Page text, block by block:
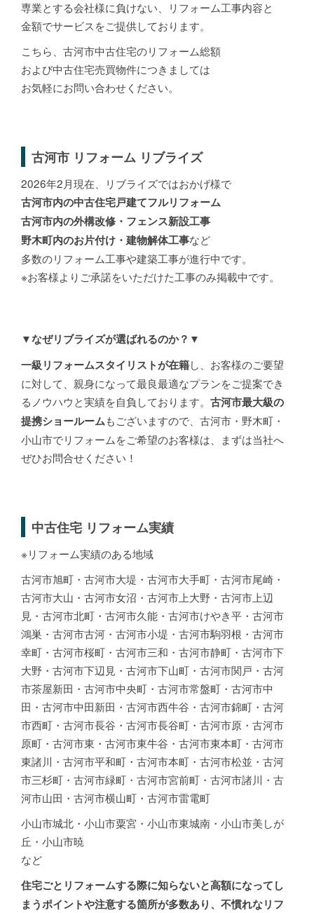
専業とする会社様に負けない、リフォーム工事内容と
金額でサービスをご提供しております。
こちら、古河市中古住宅のリフォーム総額
および中古住宅売買物件につきましては
お気軽にお問い合わせください。
古河市 リフォーム リブライズ
2026年2月現在、リブライズではおかげ様で
古河市内の中古住宅戸建てフルリフォーム
古河市内の外構改修・フェンス新設工事
野木町内のお片付け・建物解体工事など
多数のリフォーム工事や建築工事が進行中です。
※お客様よりご承諾をいただけた工事のみ掲載中です。
▼なぜリブライズが選ばれるのか？▼
一級リフォームスタイリストが在籍し、お客様のご要望
に対して、親身になって最良最適なプランをご提案でき
るノウハウと実績を自負しております。 古河市最大級の
提携ショールームもございますので、古河市・野木町・
小山市でリフォームをご希望のお客様は、まずは当社へ
ぜひお問合せください！
中古住宅 リフォーム実績
※リフォーム実績のある地域
古河市旭町・古河市大堤・古河市大手町・古河市尾崎・
古河市大山・古河市女沼・古河市上大野・古河市上辺
見・古河市北町・古河市久能・古河市けやき平・古河市
鴻巣・古河市古河・古河市小堤・古河市駒羽根・古河市
幸町・古河市桜町・古河市三和・古河市静町・古河市下
大野・古河市下辺見・古河市下山町・古河市関戸・古河
市茶屋新田・古河市中央町・古河市常盤町・古河市中
田・古河市中田新田・古河市西牛谷・古河市錦町・古河
市西町・古河市長谷・古河市長谷町・古河市原・古河市
原町・古河市東・古河市東牛谷・古河市東本町・古河市
東諸川・古河市平和町・古河市本町・古河市松並・古河
市三杉町・古河市緑町・古河市宮前町・古河市諸川・古
河市山田・古河市横山町・古河市雷電町
小山市城北・小山市粟宮・小山市東城南・小山市美しが
丘・小山市暁
など
住宅ごとリフォームする際に知らないと高額になってし
まうポイントや注意する箇所が多数あり、不慣れなリフ